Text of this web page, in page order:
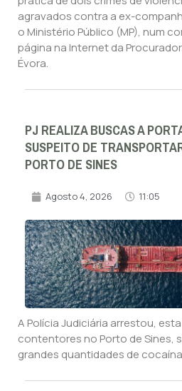
agravados contra a ex-
o Ministério Público (MP), num
página na Internet da
Évora.
PJ REALIZA BUSCAS A
SUSPEITO DE
PORTO DE SINES
Agosto 4, 2026 11:05
A Polícia Judiciária arrestou,
contentores no Porto de Sines,
grandes quantidades de